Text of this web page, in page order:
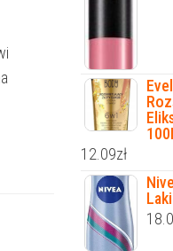
12.09zł